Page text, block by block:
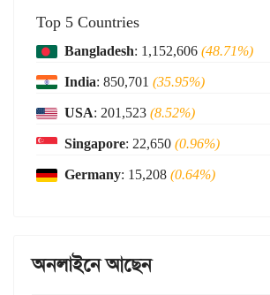
Top 5 Countries
Bangladesh: 1,152,606(48.71%)
India: 850,701 (35.95%)
USA: 201,523(8.52%)
Singapore: 22,650(0.96%)
Germany: 15,208(0.64%)
অনলাইনে আছেন